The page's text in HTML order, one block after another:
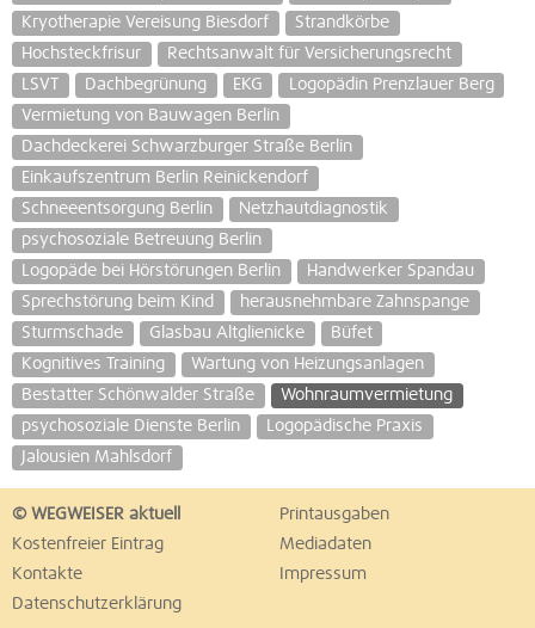
Kryotherapie Vereisung Biesdorf
Strandkörbe
Hochsteckfrisur
Rechtsanwalt für Versicherungsrecht
LSVT
Dachbegrünung EKG
Logopädin Prenzlauer Berg
Vermietung von Bauwagen Berlin
Dachdeckerei Schwarzburger Straße Berlin
Einkaufszentrum Berlin Reinickendorf
Schneeentsorgung Berlin
Netzhautdiagnostik
psychosoziale Betreuung Berlin
Logopäde bei Hörstörungen Berlin
Handwerker Spandau
Sprechstörung beim Kind
herausnehmbare Zahnspange
Sturmschade
Glasbau Altglienicke
Büfet
Kognitives Training
Wartung von Heizungsanlagen
Bestatter Schönwalder Straße
Wohnraumvermietung
psychosoziale Dienste Berlin
Logopädische Praxis
Jalousien Mahlsdorf
© WEGWEISER aktuell
Printausgaben
Kostenfreier Eintrag
Mediadaten
Kontakte
Impressum
Datenschutzerklärung